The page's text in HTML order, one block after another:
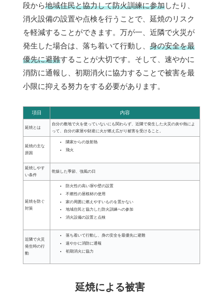
段から地域住民と協力して防火訓練に参加したり、
消火設備の設置や点検を行うことで、延焼のリスク
を軽減することができます。万が一、近隣で火災が
発生した場合は、落ち着いて行動し、 身の安全を最
優先に避難することが大切です。そして、速やかに
消防に通報し、初期消火に協力することで被害を最
小限に抑える努力をする必要があります。
項目 内容
延焼とは
自分の敷地で火を使っていないにも関わらず、近隣で発生した火災の炎や熱によ
って、自分の家屋や財産に火が燃え広がり被害を受けること。
延焼の主な
原因
隣家からの放射熱
飛火
延焼しやす
い条件
乾燥した季節、強風の日
延焼を防ぐ
対策
防火性の高い塀や壁の設置
不燃性の屋根材の使用
家の周囲に燃えやすいものを置かない
地域住民と協力した防火訓練への参加
消火設備の設置と点検
近隣で火災
発生時の行
動
落ち着いて行動し、身の安全を最優先に避難
速やかに消防に通報
初期消火に協力
延焼による被害